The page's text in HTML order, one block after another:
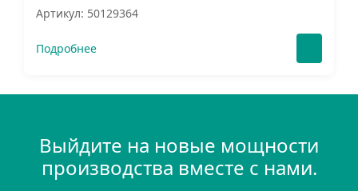
Артикул: 50129364
Подробнее
Выйдите на новые мощности
производства вместе с нами.